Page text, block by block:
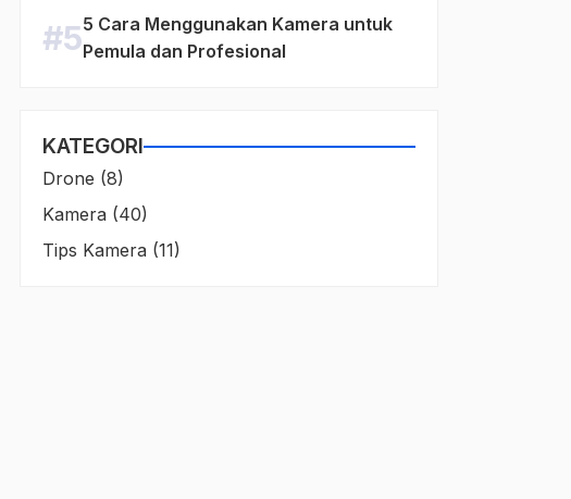
5 Cara Menggunakan Kamera untuk
Pemula dan Profesional
KATEGORI
Drone (8)
Kamera (40)
Tips Kamera (11)